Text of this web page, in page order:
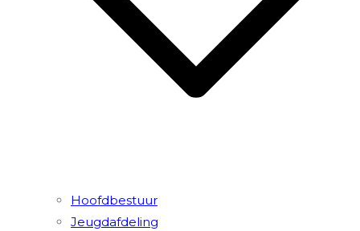
Hoofdbestuur
Jeugdafdeling